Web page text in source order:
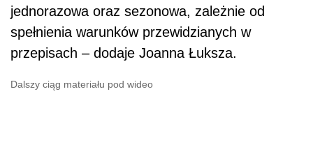
jednorazowa oraz sezonowa, zależnie od
spełnienia warunków przewidzianych w
przepisach – dodaje Joanna Łuksza.
Dalszy ciąg materiału pod wideo